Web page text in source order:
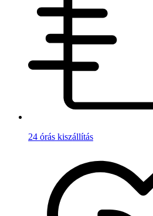
24 órás kiszállítás